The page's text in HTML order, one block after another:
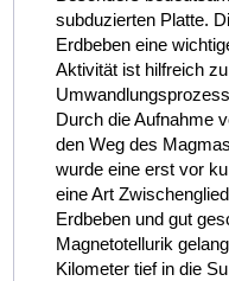
subduzierten Platte.
Erdbeben eine
Aktivität ist hilfreich
Durch die Aufnahme
den Weg des
wurde eine erst vor
eine Art
Erdbeben und gut
Magnetotellurik
Kilometer tief in die